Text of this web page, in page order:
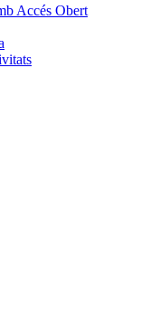
Accés Obert